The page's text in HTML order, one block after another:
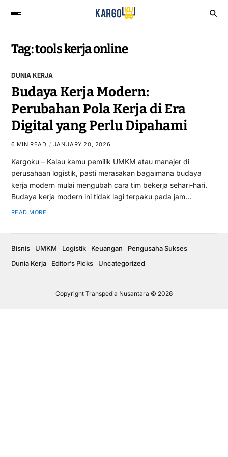
Tag:tools kerja online
DUNIA KERJA
Budaya Kerja Modern:
Perubahan Pola Kerja di Era
Digital yang Perlu Dipahami
6 MIN READ JANUARY 20, 2026
Kargoku – Kalau kamu pemilik UMKM atau manajer di
perusahaan logistik, pasti merasakan bagaimana budaya
kerja modern mulai mengubah cara tim bekerja sehari-hari.
Budaya kerja modern ini tidak lagi terpaku pada jam…
READ MORE
Copyright Transpedia Nusantara © 2026
Bisnis UMKM Logistik Keuangan
Pengusaha Sukses
Dunia Kerja
Editor’s Picks Uncategorized